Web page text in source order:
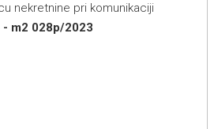
nekretnine pri komunikaciji
- m2 028p/2023